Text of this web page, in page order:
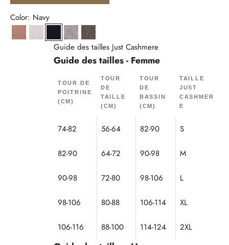
Color: Navy
Camel Chiné
Gris Perle Chiné
NavyNuage Chiné
Taupe Chiné
Guide des tailles Just Cashmere
Guide des tailles - Femme
TOUR DE
POITRINE
(CM)
TOUR
DE
TAILLE
(CM)
TOUR
DE
BASSIN
(CM)
TAILLE
JUST
CASHMER
E
74-82 56-64 82-90 S
82-90 64-72 90-98 M
90-98 72-80 98-106 L
98-106 80-88 106-114 XL
106-116 88-100 114-124 2XL